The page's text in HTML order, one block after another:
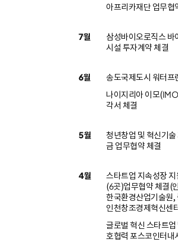
아프리카재단 업무협
7월
삼성바이오로직스 바
시설 투자계약 체결
6월
송도국제도시 워터프
나이지리아 이모
각서 체결
5월
청년창업 및 혁신기
금 업무협약 체결
4월
스타트업 지속성장
(6곳)업무협약 체결(
한국환경산업기술원,
인천창조경제혁신센
글로벌 혁신 스타트
호협력 포스코인터내